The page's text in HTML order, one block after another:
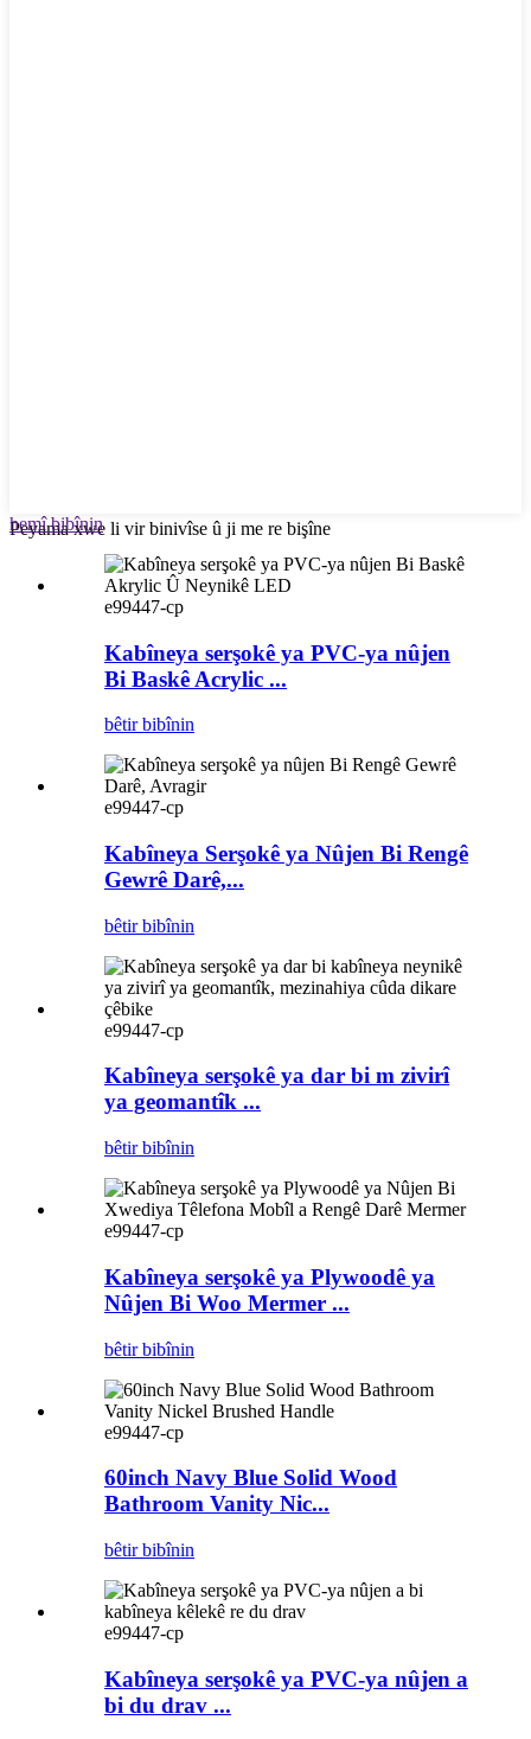
Peyama xwe li vir binivîse û ji me re bişîne
hemî bibînin
e99447-cp
Kabîneya serşokê ya PVC-ya nûjen
Bi Baskê Acrylic ...
bêtir bibînin
e99447-cp
Kabîneya Serşokê ya Nûjen Bi Rengê
Gewrê Darê,...
bêtir bibînin
e99447-cp
Kabîneya serşokê ya dar bi m zivirî
ya geomantîk ...
bêtir bibînin
e99447-cp
Kabîneya serşokê ya Plywoodê ya
Nûjen Bi Woo Mermer ...
bêtir bibînin
e99447-cp
60inch Navy Blue Solid Wood
Bathroom Vanity Nic...
bêtir bibînin
e99447-cp
Kabîneya serşokê ya PVC-ya nûjen a
bi du drav ...